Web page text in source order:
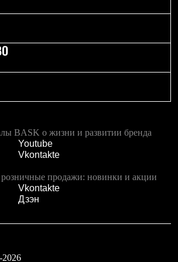
BASK о жизни и развитии бренда
Youtube
Vkontakte
продажи: новинки и акции
Vkontakte
Дзэн